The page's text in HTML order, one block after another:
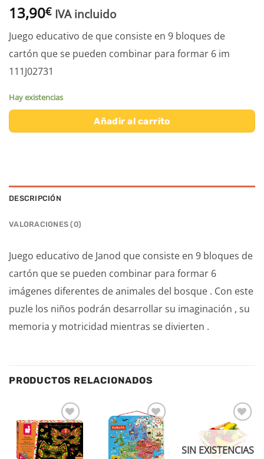
13,90€ IVA incluido
Juego educativo de que consiste en 9 bloques de
cartón que se pueden combinar para formar 6 im
111J02731
Hay existencias
Añadir al carrito
DESCRIPCIÓN
VALORACIONES (0)
Juego educativo de Janod que consiste en 9 bloques de
cartón que se pueden combinar para formar 6
imágenes diferentes de animales del bosque . Con este
puzle los niños podrán desarrollar su imaginación , su
memoria y motricidad mientras se divierten .
PRODUCTOS RELACIONADOS
Añadir
a la
lista de
deseos
Añadir
a la
lista de
deseos
Añadir
a la
lista de
deseos
SIN EXISTENCIAS